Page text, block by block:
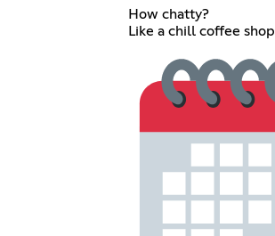
How chatty?
Like a chill coffee shop